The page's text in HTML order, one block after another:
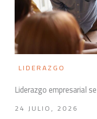
LIDERAZGO
Liderazgo empresarial
24 JULIO, 2026